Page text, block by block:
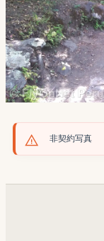
非契約写真